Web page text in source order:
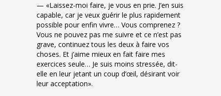
— «Laissez-moi faire, je vous en prie. J’en suis
capable, car je veux guérir le plus rapidement
possible pour enfin vivre… Vous comprenez ?
Vous ne pouvez pas me suivre et ce n’est pas
grave, continuez tous les deux à faire vos
choses. Et j’aime mieux en fait faire mes
exercices seule… Je suis moins stressée, dit-
elle en leur jetant un coup d’œil, désirant voir
leur acceptation».